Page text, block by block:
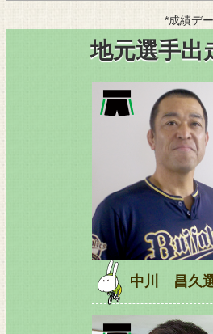
*成績デ
地元選手出
中川 昌久